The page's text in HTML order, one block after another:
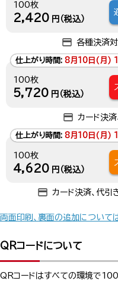
100枚
2,420 円（税込）
各種決済
仕上がり時間: 8月10日(月)
100枚
5,720 円（税込）
カード決済
仕上がり時間: 8月10日(月)
100枚
4,620 円（税込）
カード決済、代引
両面印刷、裏面の追加について
QRコードについて
QRコードはすべての環境で